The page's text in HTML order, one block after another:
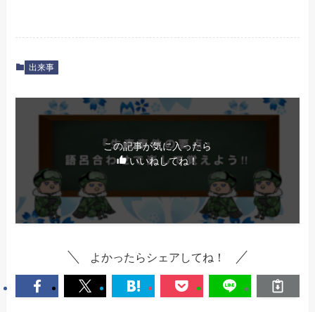
出来事
この記事が気に入ったら
いいねしてね！
よかったらシェアしてね！